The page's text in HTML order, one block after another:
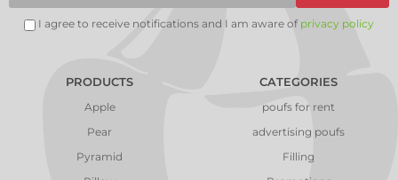
I agree to receive notifications and I am aware of privacy policy
PRODUCTS
Apple
Pear
Pyramid
CATEGORIES
poufs for rent
advertising poufs
Filling